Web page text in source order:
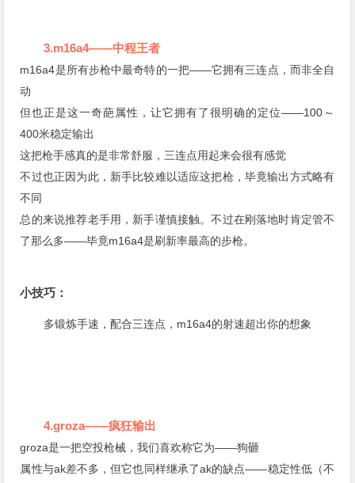
3.m16a4——中程王者
m16a4是所有步枪中最奇特的一把——它拥有三连点，而非全自
动
但也正是这一奇葩属性，让它拥有了很明确的定位——100～
400米稳定输出
这把枪手感真的是非常舒服，三连点用起来会很有感觉
不过也正因为此，新手比较难以适应这把枪，毕竟输出方式略有
不同
总的来说推荐老手用，新手谨慎接触。不过在刚落地时肯定管不
了那么多——毕竟m16a4是刷新率最高的步枪。
小技巧：
多锻炼手速，配合三连点，m16a4的射速超出你的想象
4.groza——疯狂输出
groza是一把空投枪械，我们喜欢称它为——狗砸
属性与ak差不多，但它也同样继承了ak的缺点——稳定性低（不